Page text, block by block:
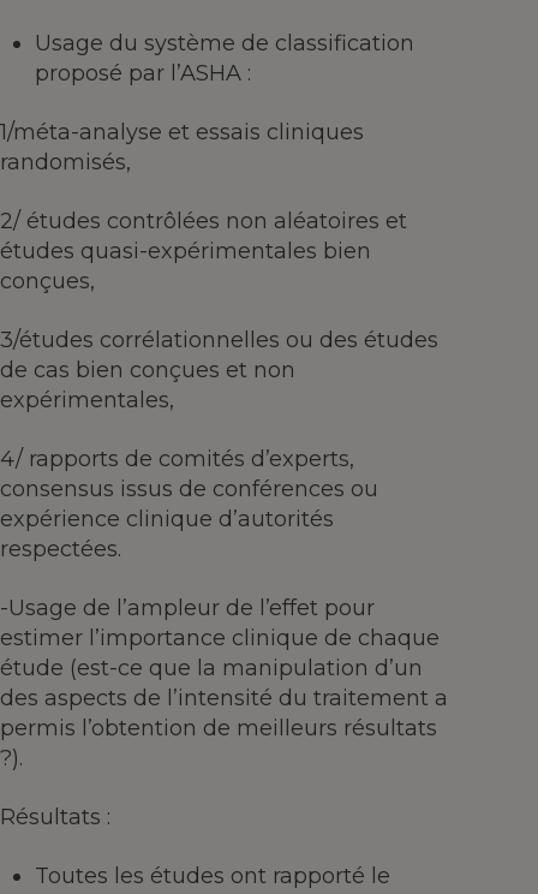
Usage du système de classification
proposé par l’ASHA :
1/méta-analyse et essais cliniques
randomisés,
2/ études contrôlées non aléatoires et
études quasi-expérimentales bien
conçues,
3/études corrélationnelles ou des études
de cas bien conçues et non
expérimentales,
4/ rapports de comités d’experts,
consensus issus de conférences ou
expérience clinique d’autorités
respectées.
-Usage de l’ampleur de l’effet pour
estimer l’importance clinique de chaque
étude (est-ce que la manipulation d’un
des aspects de l’intensité du traitement a
permis l’obtention de meilleurs résultats
?).
Résultats :
Toutes les études ont rapporté le